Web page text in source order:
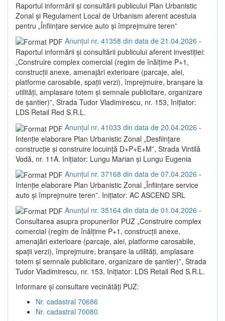
Raportul informării și consultării publicului Plan Urbanistic
Zonal și Regulament Local de Urbanism aferent acestuia
pentru „Înființare service auto și împrejmuire teren”
Anunțul nr. 41358 din data de 21.04.2026 -
Raportul informării și consultării publicului aferent investiției:
„Construire complex comercial (regim de înălțime P+1,
construcții anexe, amenajări exterioare (parcaje, alei,
platforme carosabile, spații verzi), împrejmuire, branșare la
utilități, amplasare totem și semnale publicitare, organizare
de șantier)”, Strada Tudor Vladimirescu, nr. 153, Inițiator:
LDS Retail Red S.R.L.
Anunțul nr. 41033 din data de 20.04.2026 -
Intenție elaborare Plan Urbanistic Zonal „Desființare
construcție și construire locuință D+P+E+M”, Strada Vintilă
Vodă, nr. 11A. Inițiator: Lungu Marian și Lungu Eugenia
Anunțul nr. 37168 din data de 07.04.2026 -
Intenție elaborare Plan Urbanistic Zonal „Înființare service
auto și împrejmuire teren”. Inițiator: AC ASCEND SRL
Anunțul nr. 35164 din data de 01.04.2026 -
Consultarea asupra propunerilor PUZ „Construire complex
comercial (regim de înălțime P+1, construcții anexe,
amenajări exterioare (parcaje, alei, platforme carosabile,
spații verzi), împrejmuire, branșare la utilități, amplasare
totem și semnale publicitare, organizare de șantier)”, Strada
Tudor Vladimirescu, nr. 153, Inițiator: LDS Retail Red S.R.L.
Informare și consultare vecinătăți PUZ:
Nr. cadastral 70686
Nr. cadastral 70080